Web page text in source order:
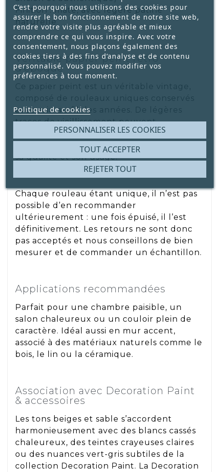
Finition : mate, avec légère patine
naturelle
Véritable papier peint rétro
d’époque
Ce papier peint est un véritable vintage,
composé de rouleaux uniques conservés
avec soin au fil des années. De légères
traces de vieillissement peuvent
apparaître et font partie de son charme ;
chaque rouleau est contrôlé pour garantir
sa qualité et son usage.
Chaque rouleau étant unique, il n’est pas
possible d’en recommander
ultérieurement : une fois épuisé, il l’est
définitivement. Les retours ne sont donc
pas acceptés et nous conseillons de bien
mesurer et de commander un échantillon.
Applications recommandées
Parfait pour une chambre paisible, un
salon chaleureux ou un couloir plein de
caractère. Idéal aussi en mur accent,
associé à des matériaux naturels comme le
bois, le lin ou la céramique.
Association avec Decoration Paint
& accessoires
Les tons beiges et sable s’accordent
harmonieusement avec des blancs cassés
chaleureux, des teintes crayeuses claires
ou des nuances vert-gris subtiles de la
collection Decoration Paint. La Decoration
C’est pourquoi nous utilisons des cookies pour
assurer le bon fonctionnement de notre site web,
rendre votre visite plus agréable et mieux
comprendre ce qui vous inspire. Avec votre
consentement, nous plaçons également des
cookies tiers à des fins d’analyse et de contenu
personnalisé. Vous pouvez modifier vos
préférences à tout moment.
Politique de cookies
PERSONNALISER LES COOKIES
REJETER TOUT
TOUT ACCEPTER